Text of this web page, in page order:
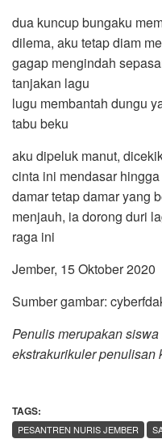
dua kuncup bungaku
dilema, aku tetap diam
gagap mengindah
tanjakan lagu
lugu membantah dungu
tabu beku
aku dipeluk manut,
cinta ini mendasar
damar tetap damar yang
menjauh, ia dorong duri
raga ini
Jember, 15 Oktober 2020
Sumber gambar:
Penulis merupakan
ekstrakurikuler penulisan
TAGS:
PESANTREN NURIS JEMBER